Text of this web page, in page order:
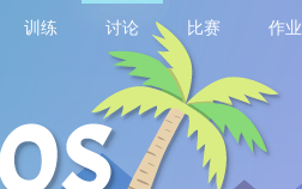
训练 讨论 比赛 作业